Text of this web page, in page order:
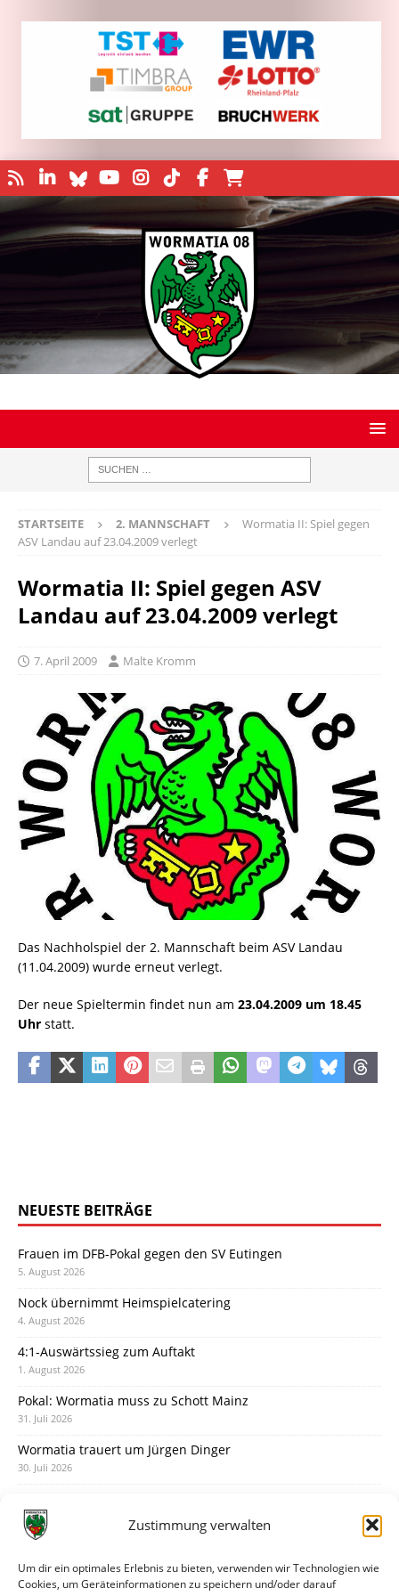
Zustimmung verwalten
Um dir ein optimales Erlebnis zu bieten, verwenden wir Technologien wie
Cookies, um Geräteinformationen zu speichern und/oder darauf
STARTSEITE 2. MANNSCHAFT
Wormatia II: Spiel gegen
ASV Landau auf 23.04.2009 verlegt
Wormatia II: Spiel gegen ASV
Landau auf 23.04.2009 verlegt
7. April 2009 Malte Kromm
Das Nachholspiel der 2. Mannschaft beim ASV Landau
(11.04.2009) wurde erneut verlegt.
Der neue Spieltermin findet nun am 23.04.2009 um 18.45
Uhr statt.
NEUESTE BEITRÄGE
Frauen im DFB-Pokal gegen den SV Eutingen
5. August 2026
Nock übernimmt Heimspielcatering
4. August 2026
4:1-Auswärtssieg zum Auftakt
1. August 2026
Pokal: Wormatia muss zu Schott Mainz
31. Juli 2026
Wormatia trauert um Jürgen Dinger
30. Juli 2026
28. Juli 2026
28. Juli 2026